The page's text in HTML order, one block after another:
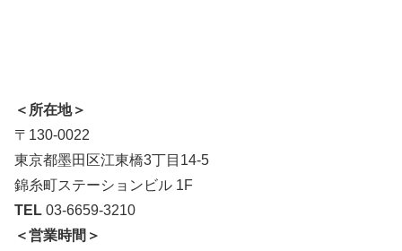
＜所在地＞
〒130-0022
東京都墨田区江東橋3丁目14-5
錦糸町ステーションビル 1F
TEL 03-6659-3210
＜営業時間＞